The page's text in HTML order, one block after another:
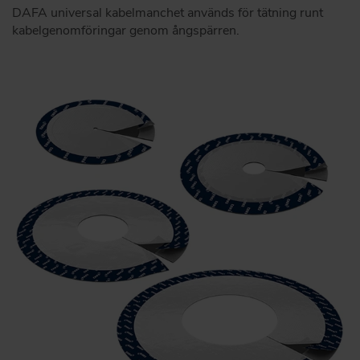
DAFA universal kabelmanchet används för tätning runt
kabelgenomföringar genom ångspärren.